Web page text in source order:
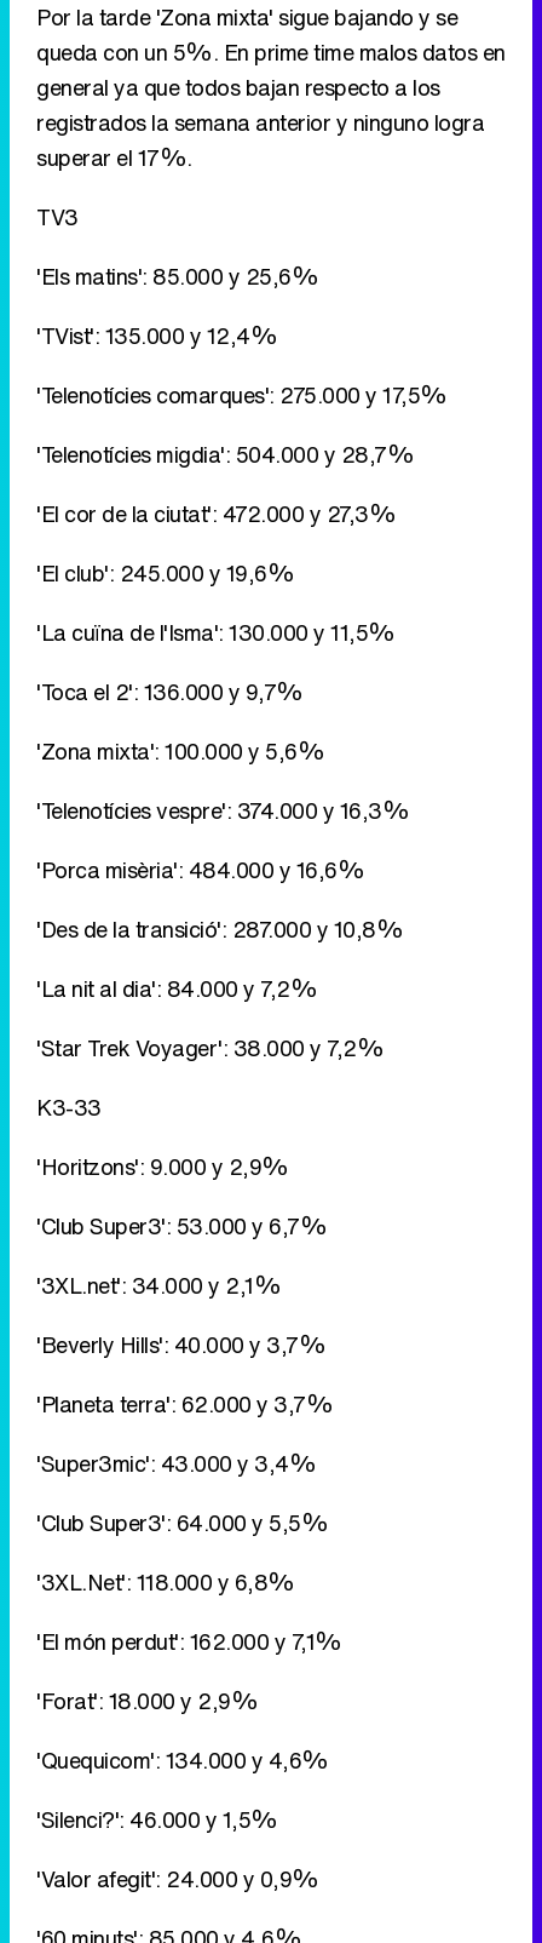
Por la tarde 'Zona mixta' sigue bajando y se
queda con un 5%. En prime time malos datos en
general ya que todos bajan respecto a los
registrados la semana anterior y ninguno logra
superar el 17%.
TV3
'Els matins': 85.000 y 25,6%
'TVist': 135.000 y 12,4%
'Telenotícies comarques': 275.000 y 17,5%
'Telenotícies migdia': 504.000 y 28,7%
'El cor de la ciutat': 472.000 y 27,3%
'El club': 245.000 y 19,6%
'La cuïna de l'Isma': 130.000 y 11,5%
'Toca el 2': 136.000 y 9,7%
'Zona mixta': 100.000 y 5,6%
'Telenotícies vespre': 374.000 y 16,3%
'Porca misèria': 484.000 y 16,6%
'Des de la transició': 287.000 y 10,8%
'La nit al dia': 84.000 y 7,2%
'Star Trek Voyager': 38.000 y 7,2%
K3-33
'Horitzons': 9.000 y 2,9%
'Club Super3': 53.000 y 6,7%
'3XL.net': 34.000 y 2,1%
'Beverly Hills': 40.000 y 3,7%
'Planeta terra': 62.000 y 3,7%
'Super3mic': 43.000 y 3,4%
'Club Super3': 64.000 y 5,5%
'3XL.Net': 118.000 y 6,8%
'El món perdut': 162.000 y 7,1%
'Forat': 18.000 y 2,9%
'Quequicom': 134.000 y 4,6%
'Silenci?': 46.000 y 1,5%
'Valor afegit': 24.000 y 0,9%